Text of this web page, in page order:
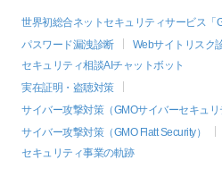
世界初総合ネットセキュリティサービス「
パスワード漏洩診断
Webサイトリスク
セキュリティ相談AIチャットボット
実在証明・盗聴対策
サイバー攻撃対策（GMOサイバーセキュリ
サイバー攻撃対策（GMO Flatt Security）
セキュリティ事業の軌跡